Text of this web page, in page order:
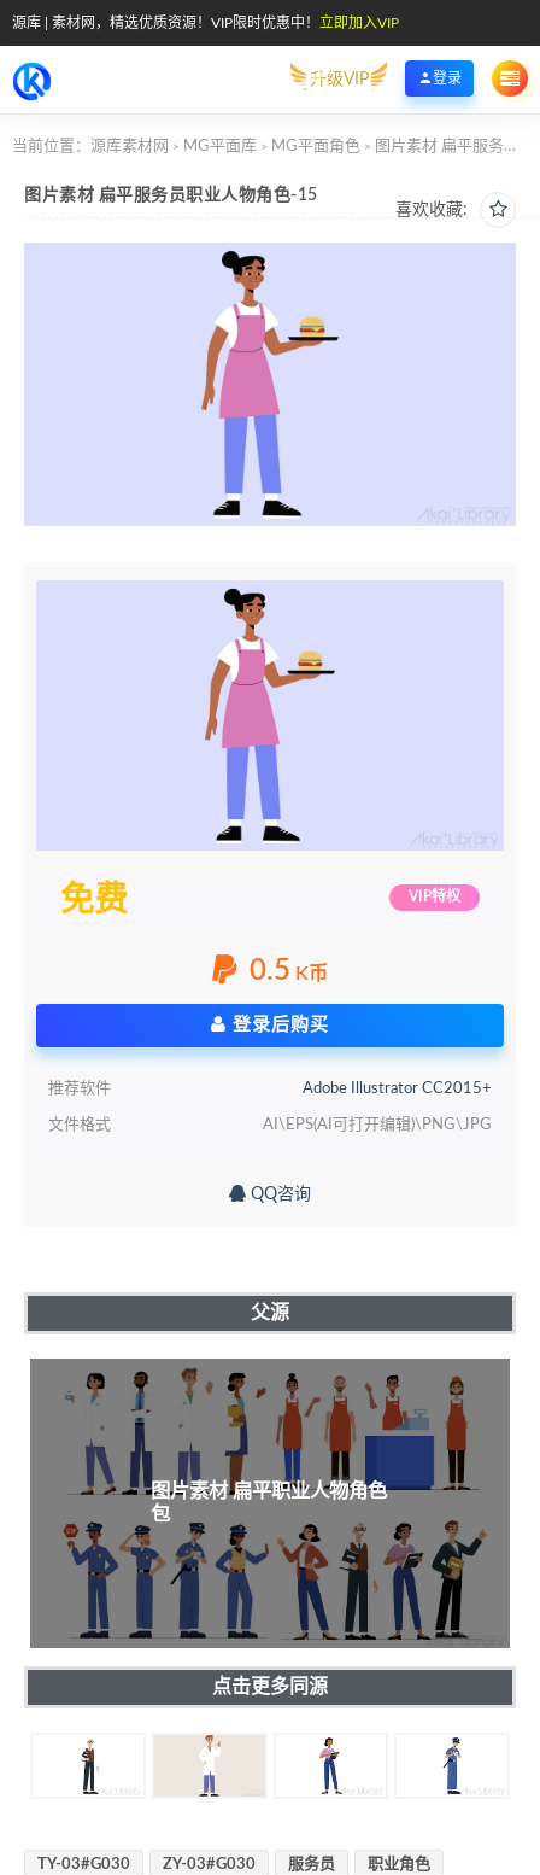
源库 | 素材网，精选优质资源！VIP限时优惠中！ 立即加入VIP
升级VIP 登录
当前位置： 源库素材网 > MG平面库 > MG平面角色 > 图片素材 扁平服务员职业人物角色-15
喜欢收藏:
图片素材 扁平服务员职业人物角色-15
免费 VIP特权
0.5 K币
登录后购买
推荐软件 Adobe Illustrator CC2015+
文件格式 AI\EPS(AI可打开编辑)\PNG\JPG
QQ咨询
父源
图片素材 扁平职业人物角色
包
点击更多同源
TY-03#G030 ZY-03#G030 服务员 职业角色